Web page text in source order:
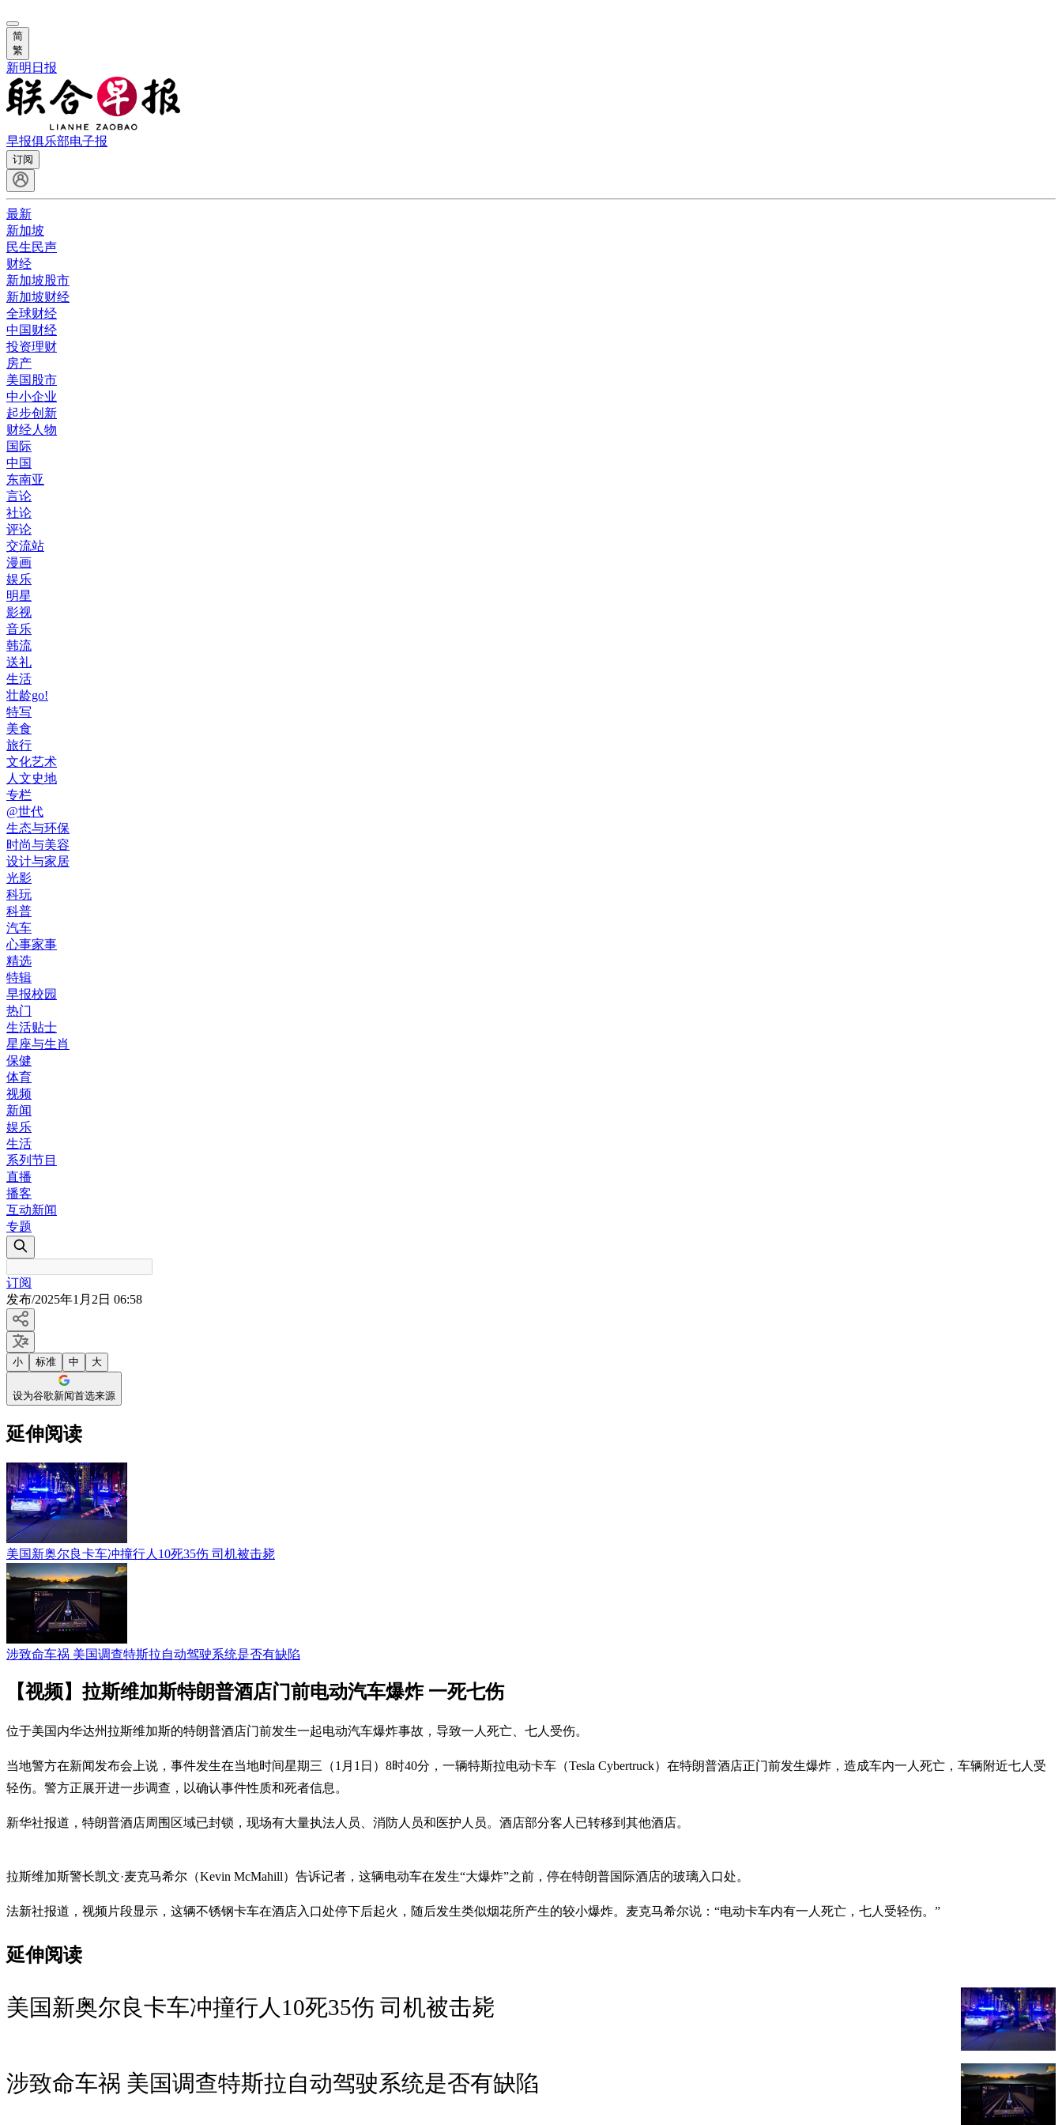
简
繁
新明日报
早报俱乐部电子报
订阅
最新
新加坡
民生民声
财经
新加坡股市
新加坡财经
全球财经
中国财经
投资理财
房产
美国股市
中小企业
起步创新
财经人物
国际
中国
东南亚
言论
社论
评论
交流站
漫画
娱乐
明星
影视
音乐
韩流
送礼
生活
壮龄go!
特写
美食
旅行
文化艺术
人文史地
专栏
@世代
生态与环保
时尚与美容
设计与家居
光影
科玩
科普
汽车
心事家事
精选
特辑
早报校园
热门
生活贴士
星座与生肖
保健
体育
视频
新闻
娱乐
生活
系列节目
直播
播客
互动新闻
专题
订阅
发布/2025年1月2日 06:58
小 标准 中 大
设为谷歌新闻首选来源
延伸阅读
美国新奥尔良卡车冲撞行人10死35伤 司机被击毙
涉致命车祸 美国调查特斯拉自动驾驶系统是否有缺陷
【视频】拉斯维加斯特朗普酒店门前电动汽车爆炸 一死七伤
位于美国内华达州拉斯维加斯的特朗普酒店门前发生一起电动汽车爆炸事故，导致一人死亡、七人受伤。
当地警方在新闻发布会上说，事件发生在当地时间星期三（1月1日）8时40分，一辆特斯拉电动卡车（Tesla Cybertruck）在特朗普酒店正门前发生爆炸，造成车内一人死亡，车辆附近七人受
轻伤。警方正展开进一步调查，以确认事件性质和死者信息。
新华社报道，特朗普酒店周围区域已封锁，现场有大量执法人员、消防人员和医护人员。酒店部分客人已转移到其他酒店。
拉斯维加斯警长凯文·麦克马希尔（Kevin McMahill）告诉记者，这辆电动车在发生“大爆炸”之前，停在特朗普国际酒店的玻璃入口处。
法新社报道，视频片段显示，这辆不锈钢卡车在酒店入口处停下后起火，随后发生类似烟花所产生的较小爆炸。麦克马希尔说：“电动卡车内有一人死亡，七人受轻伤。”
延伸阅读
美国新奥尔良卡车冲撞行人10死35伤 司机被击毙
涉致命车祸 美国调查特斯拉自动驾驶系统是否有缺陷